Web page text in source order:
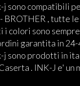
j sono compatibili
BROTHER , tutte
i colori sono
garantita in 24-
j sono prodotti in
. INK-J e' un